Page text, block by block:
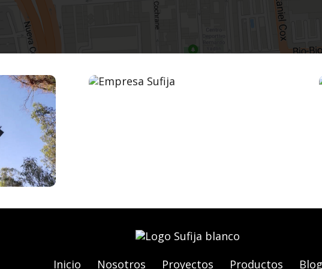
Inicio Nosotros Proyectos Productos Blog